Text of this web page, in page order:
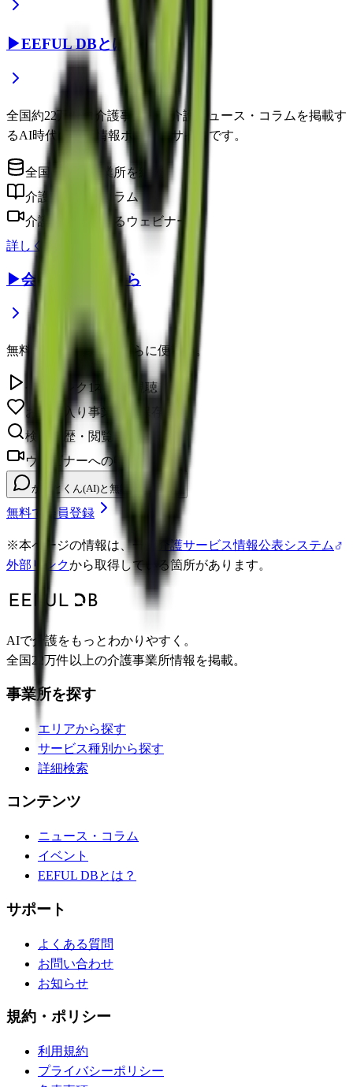
▶EEFUL DBとは？
全国約22万件の介護事業所と介護ニュース・コラムを掲載す
るAI時代の介護情報ポータルサイトです。
全国の介護事業所を網羅
介護に役立つコラム
介護のプロによるウェビナー
詳しく見る
▶会員登録はこちら
無料の会員登録で、さらに便利に。
今日のレク1本無料視聴
お気に入り事業所を保存
検索履歴・閲覧履歴の確認
ウェビナーへの申し込み
かいとくん(AI)と無制限チャット
無料で会員登録
※本ページの情報は、一部
介護サービス情報公表システム
外部リンクから取得している箇所があります。
AIで介護をもっとわかりやすく。
全国22万件以上の介護事業所情報を掲載。
事業所を探す
エリアから探す
サービス種別から探す
詳細検索
コンテンツ
ニュース・コラム
イベント
EEFUL DBとは？
サポート
よくある質問
お問い合わせ
お知らせ
規約・ポリシー
利用規約
プライバシーポリシー